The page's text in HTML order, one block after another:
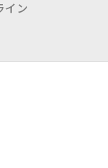
イン